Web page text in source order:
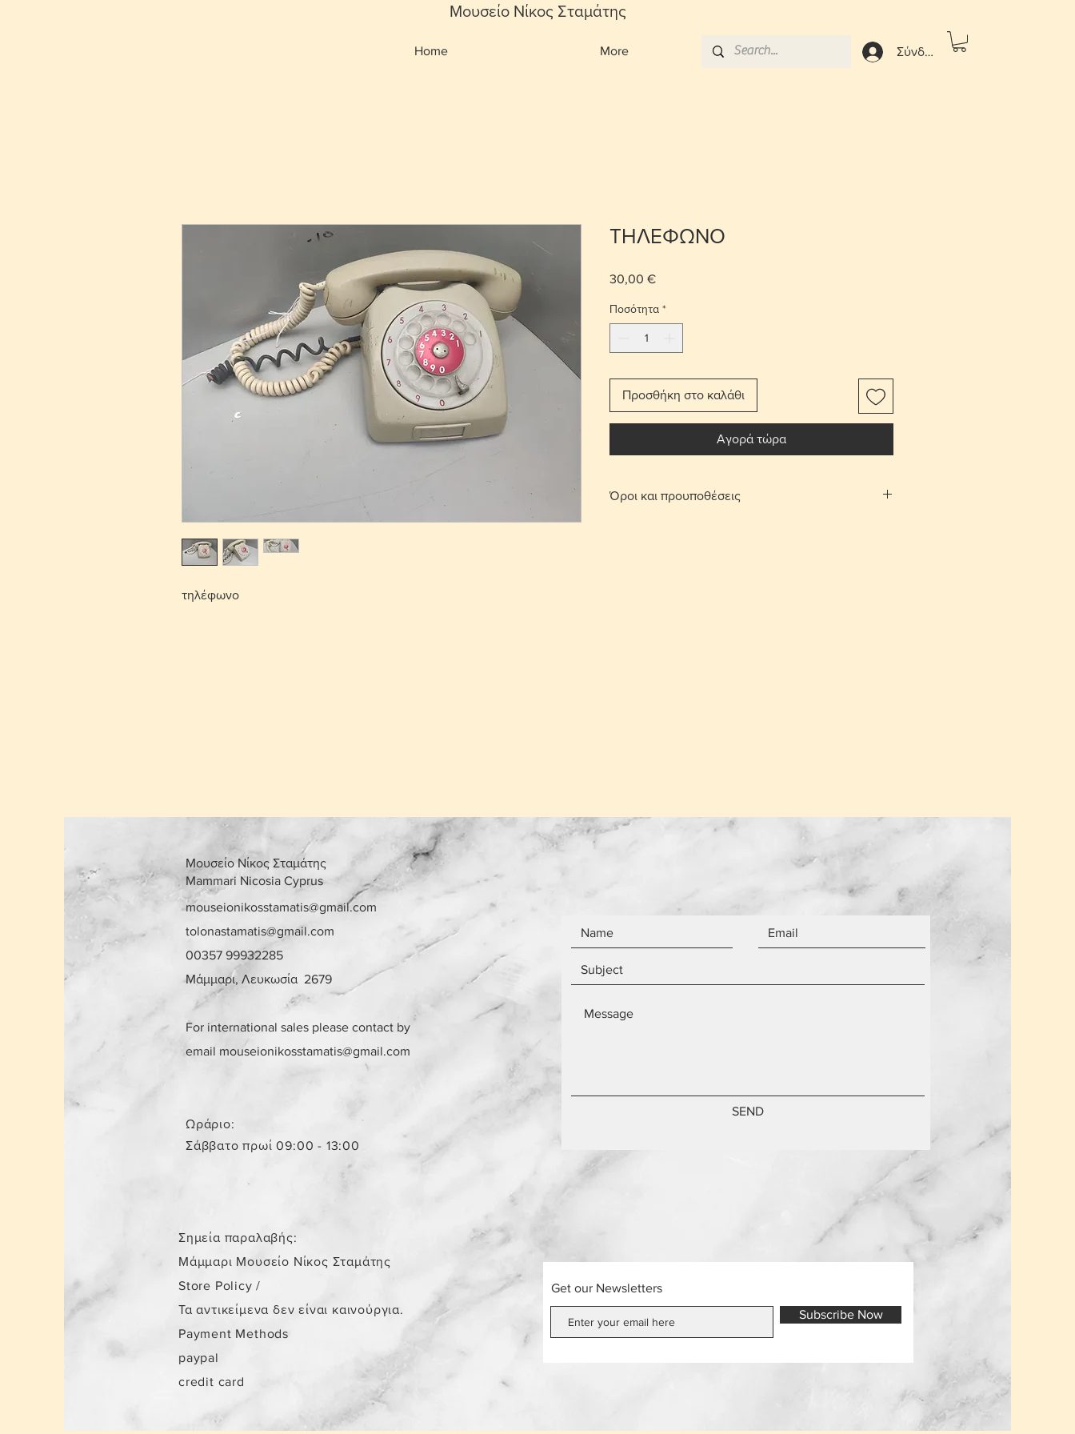
Home More
Μουσείο Νίκος Σταμάτης
Σύνδεση
τηλέφωνο
ΤΗΛΕΦΩΝΟ
30,00 €Τιμή
Ποσότητα *
Προσθήκη στο καλάθι
Αγορά τώρα
Όροι και προυποθέσεις
Μουσείο Νίκος Σταμάτης
Mammari Nicosia Cyprus
mouseionikosstamatis@gmail.com
tolonastamatis@gmail.com
00357 99932285
Μάμμαρι, Λευκωσία 2679
For international sales please contact by
email mouseionikosstamatis@gmail.com
Ωράριο:
Σάββατο πρωί 09:00 - 13:00
Σημεία παραλαβής:
Μάμμαρι Μουσείο Νίκος Σταμάτης
Store Policy/
Τα αντικείμενα δεν είναι καινούργια.
Payment Methods
paypal
credit card
SEND
Get our Newsletters
Subscribe Now